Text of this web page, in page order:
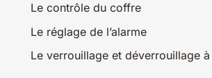
Le contrôle du coffre
Le réglage de l’alarme
Le verrouillage et déverrouillage